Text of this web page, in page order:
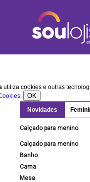
utiliza cookies e outras
. OK
Novidades
Calçado para menino
Calçado para menino
Banho
Cama
Mesa